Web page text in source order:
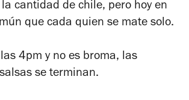
cantidad de chile, pero hoy en
que cada quien se mate solo.
4pm y no es broma, las
se terminan.